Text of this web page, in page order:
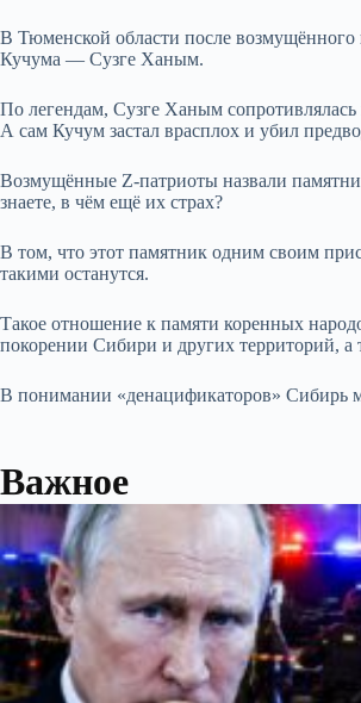
В Тюменской области после возмущённого
Кучума — Сузге Ханым.
По легендам, Сузге Ханым
А сам Кучум застал врасплох и убил
Возмущённые Z-патриоты назвали
знаете, в чём ещё их страх?
В том, что этот памятник одним своим
такими останутся.
Такое отношение к памяти коренных
покорении Сибири и других территорий,
В понимании «денацификаторов» Сибирь
Важное